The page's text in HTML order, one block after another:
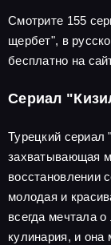
Смотрите 155
щербет", в
бесплатно на
Сериал
Турецкий
захватывающая
восстановлении
молодая и
всегда мечтала
кулинария, и она